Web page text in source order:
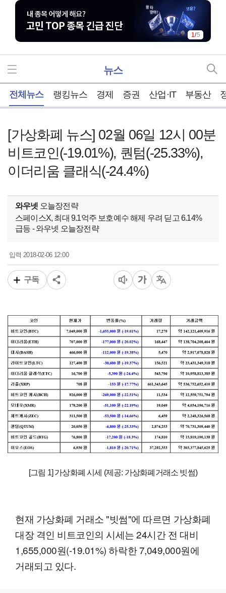
1/5
뉴스
전체뉴스 랭킹뉴스 경제 증권 산업·IT 부동산
[가상화폐 뉴스] 02월 06일 12시 00분
비트코인(-19.01%), 퀀텀(-25.33%),
이더리움 클래식(-24.4%)
와우넷 오늘장전략
스페이스X, 최대 9.1억주 보호예수 해제 우려 딛고 6.14%
급등 - 와우넷 오늘장전략
입력2018-02-06 12:00
구독
[그림 1] 가상화폐 시세 (제공: 가상화폐거래소 빗썸)
현재 가상화폐 거래소 "빗썸"에 따르면 가상화폐
대장 격인 비트코인의 시세는 24시간 전 대비
1,655,000원(-19.01%) 하락한 7,049,000원에
거래되고 있다.